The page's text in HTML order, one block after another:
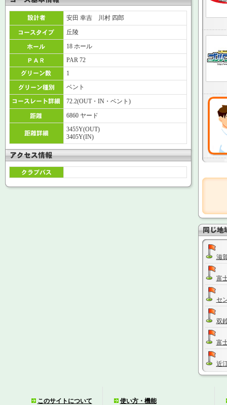
安田 幸吉 川村 四郎
丘陵
18 ホール
PAR 72
1
ベント
72.2(OUT・IN・ベント)
6860 ヤード
3455Y(OUT)
3405Y(IN)
滋
富
セ
双
富
近
このサイトについて 使い方・機能